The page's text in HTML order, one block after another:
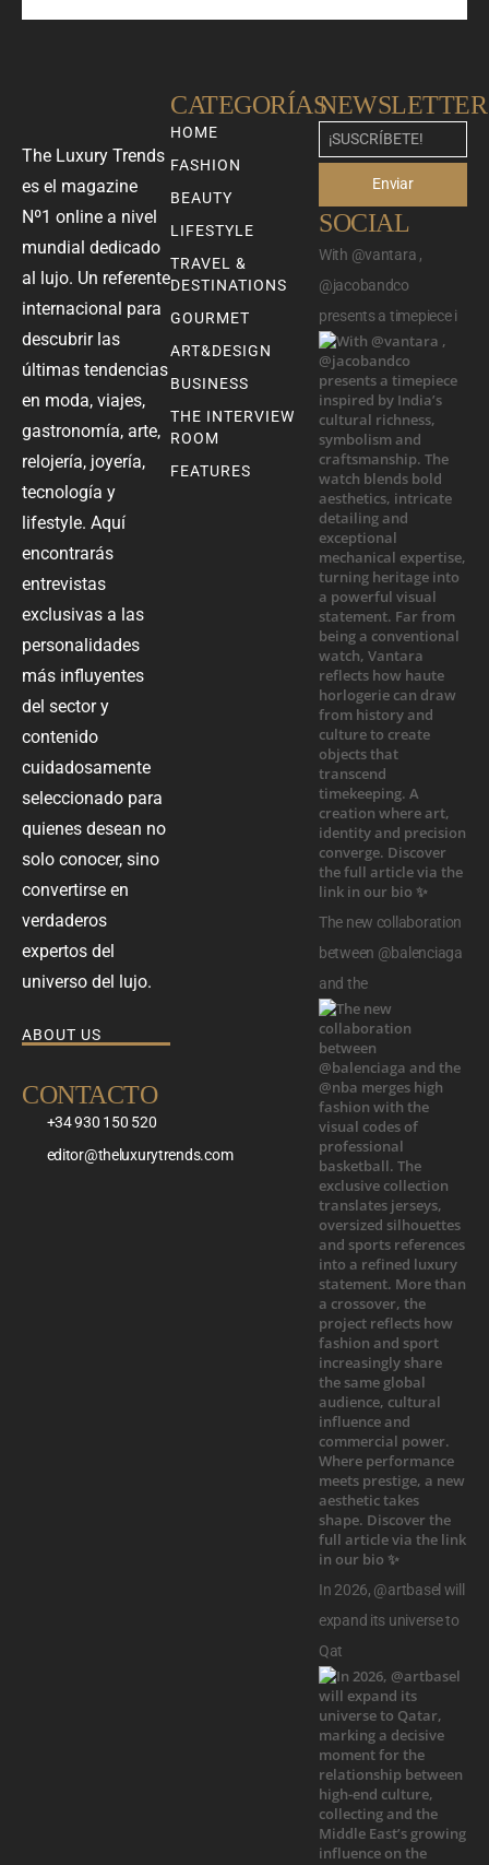
The Luxury Trends
es el magazine
Nº1 online a nivel
mundial dedicado
al lujo. Un referente
internacional para
descubrir las
últimas tendencias
en moda, viajes,
gastronomía, arte,
relojería, joyería,
tecnología y
lifestyle. Aquí
encontrarás
entrevistas
exclusivas a las
personalidades
más influyentes
del sector y
contenido
cuidadosamente
seleccionado para
quienes desean no
solo conocer, sino
convertirse en
verdaderos
expertos del
universo del lujo.
ABOUT US
CONTACTO
+34 930 150 520
editor@theluxurytrends.com
CATEGORÍAS
HOME
FASHION
BEAUTY
LIFESTYLE
TRAVEL &
DESTINATIONS
GOURMET
ART&DESIGN
BUSINESS
THE INTERVIEW
ROOM
FEATURES
NEWSLETTER
Enviar
SOCIAL
With @vantara ,
@jacobandco
presents a timepiece i
The new collaboration
between @balenciaga
and the
In 2026, @artbasel will
expand its universe to
Qat